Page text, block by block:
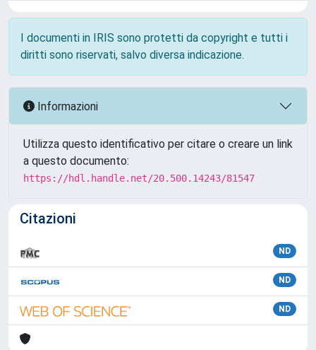
I documenti in IRIS sono protetti da copyright e tutti i
diritti sono riservati, salvo diversa indicazione.
Informazioni
Utilizza questo identificativo per citare o creare un link
a questo documento:
https://hdl.handle.net/20.500.14243/81547
Citazioni
ND
ND
ND